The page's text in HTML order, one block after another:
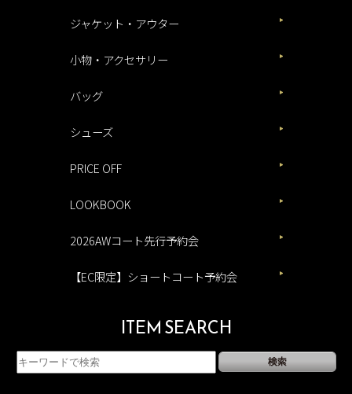
ジャケット・アウター
小物・アクセサリー
バッグ
シューズ
PRICE OFF
LOOKBOOK
2026AWコート先行予約会
【EC限定】ショートコート予約会
ITEM SEARCH